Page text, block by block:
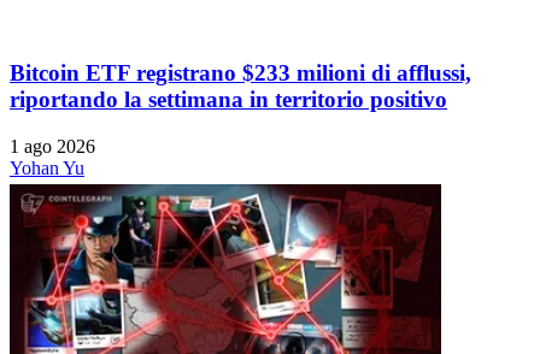
Bitcoin ETF registrano $233 milioni di afflussi,
riportando la settimana in territorio positivo
1 ago 2026
Yohan Yu